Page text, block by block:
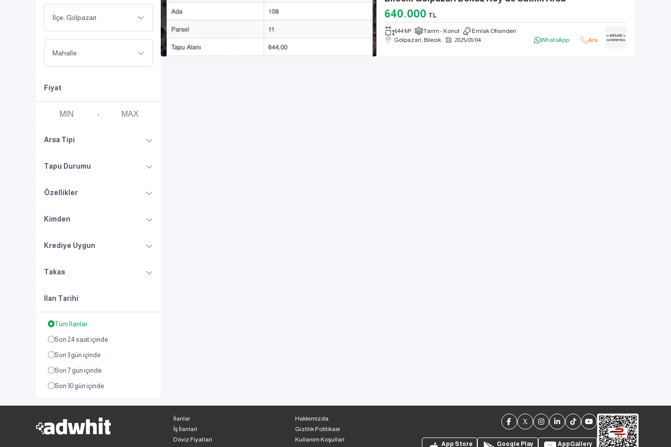
İlçe: Gölpazarı
Mahalle
Fiyat
-
Arsa Tipi
Tapu Durumu
Özellikler
Kimden
Krediye Uygun
Takas
İlan Tarihi
Tüm İlanlar
Son 24 saat içinde
Son 3 gün içinde
Son 7 gün içinde
Son 30 gün içinde
640.000 TL
644 M² Tarım - Konut
Emlak Ofisinden
Gölpazarı, Bilecik
2025/01/04 WhatsApp Ara
İlanlar
İş İlanları
Döviz Fiyatları
Hakkımızda
Gizlilik Politikası
Kullanım Koşulları
App Store Google Play AppGallery